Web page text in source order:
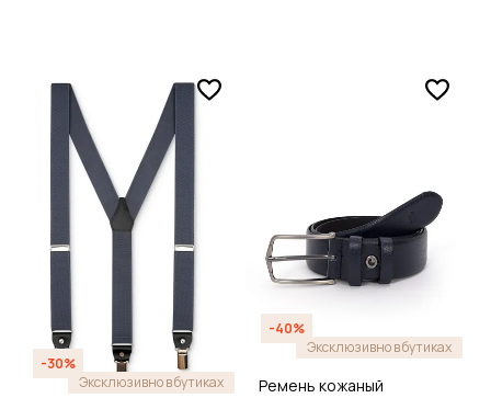
-30%
Эксклюзивно в бутиках
-40%
Эксклюзивно в бутиках
Ремень кожаный